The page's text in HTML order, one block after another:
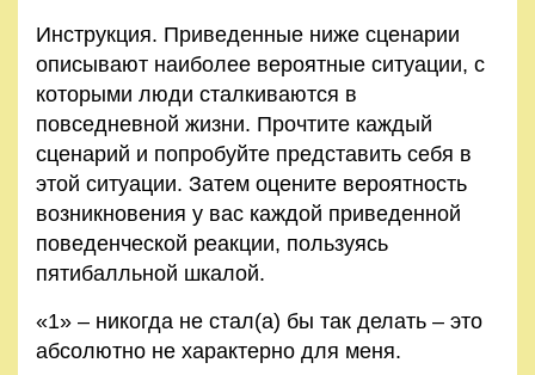
Инструкция. Приведенные ниже сценарии
описывают наиболее вероятные ситуации, с
которыми люди сталкиваются в
повседневной жизни. Прочтите каждый
сценарий и попробуйте представить себя в
этой ситуации. Затем оцените вероятность
возникновения у вас каждой приведенной
поведенческой реакции, пользуясь
пятибалльной шкалой.
«1» – никогда не стал(а) бы так делать – это
абсолютно не характерно для меня.